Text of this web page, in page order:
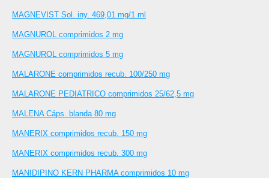
MAGNEVIST Sol. iny. 469,01 mg/1 ml
MAGNUROL comprimidos 2 mg
MAGNUROL comprimidos 5 mg
MALARONE comprimidos recub. 100/250 mg
MALARONE PEDIATRICO comprimidos 25/62,5 mg
MALENA Cáps. blanda 80 mg
MANERIX comprimidos recub. 150 mg
MANERIX comprimidos recub. 300 mg
MANIDIPINO KERN PHARMA comprimidos 10 mg